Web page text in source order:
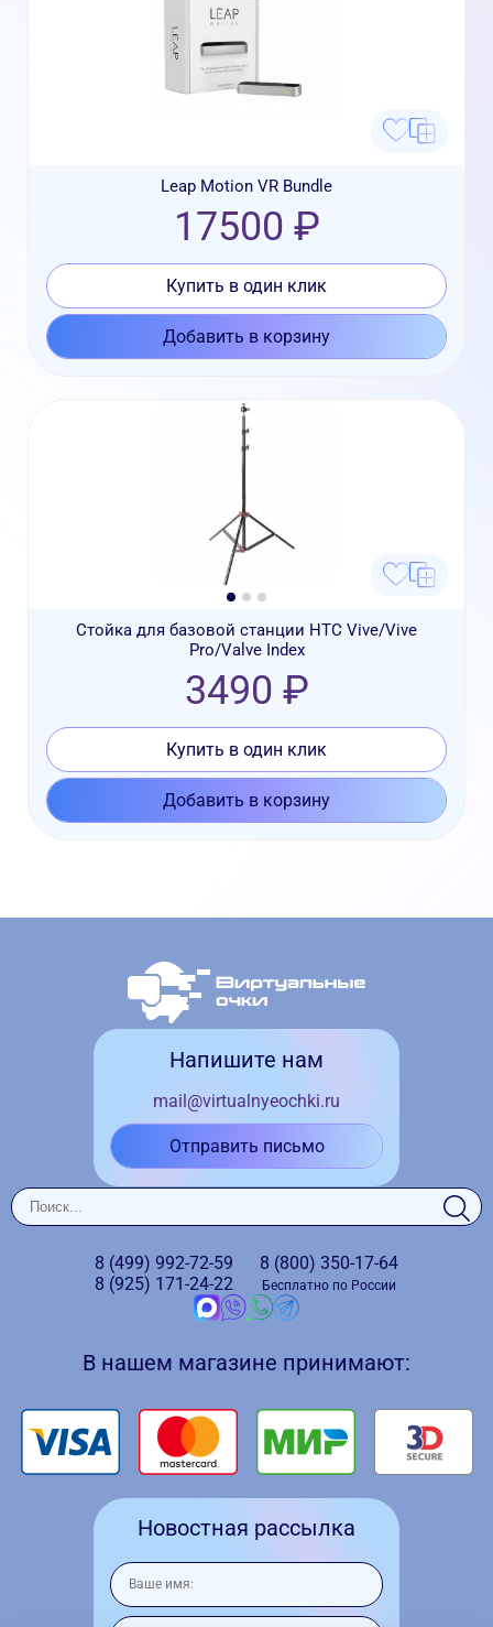
Leap Motion VR Bundle
17500 ₽
Купить в один клик
Добавить в корзину
Стойка для базовой станции HTC Vive/Vive
Pro/Valve Index
3490 ₽
Купить в один клик
Добавить в корзину
Напишите нам
mail@virtualnyeochki.ru
Отправить письмо
8 (499) 992-72-59
8 (925) 171-24-22
8 (800) 350-17-64
Бесплатно по России
В нашем магазине принимают:
Новостная рассылка